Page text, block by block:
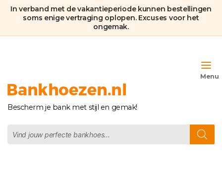
In verband met de vakantieperiode kunnen bestellingen
soms enige vertraging oplopen. Excuses voor het
ongemak.
Bankhoezen.nl
Bescherm je bank met stijl en gemak!
zoeken